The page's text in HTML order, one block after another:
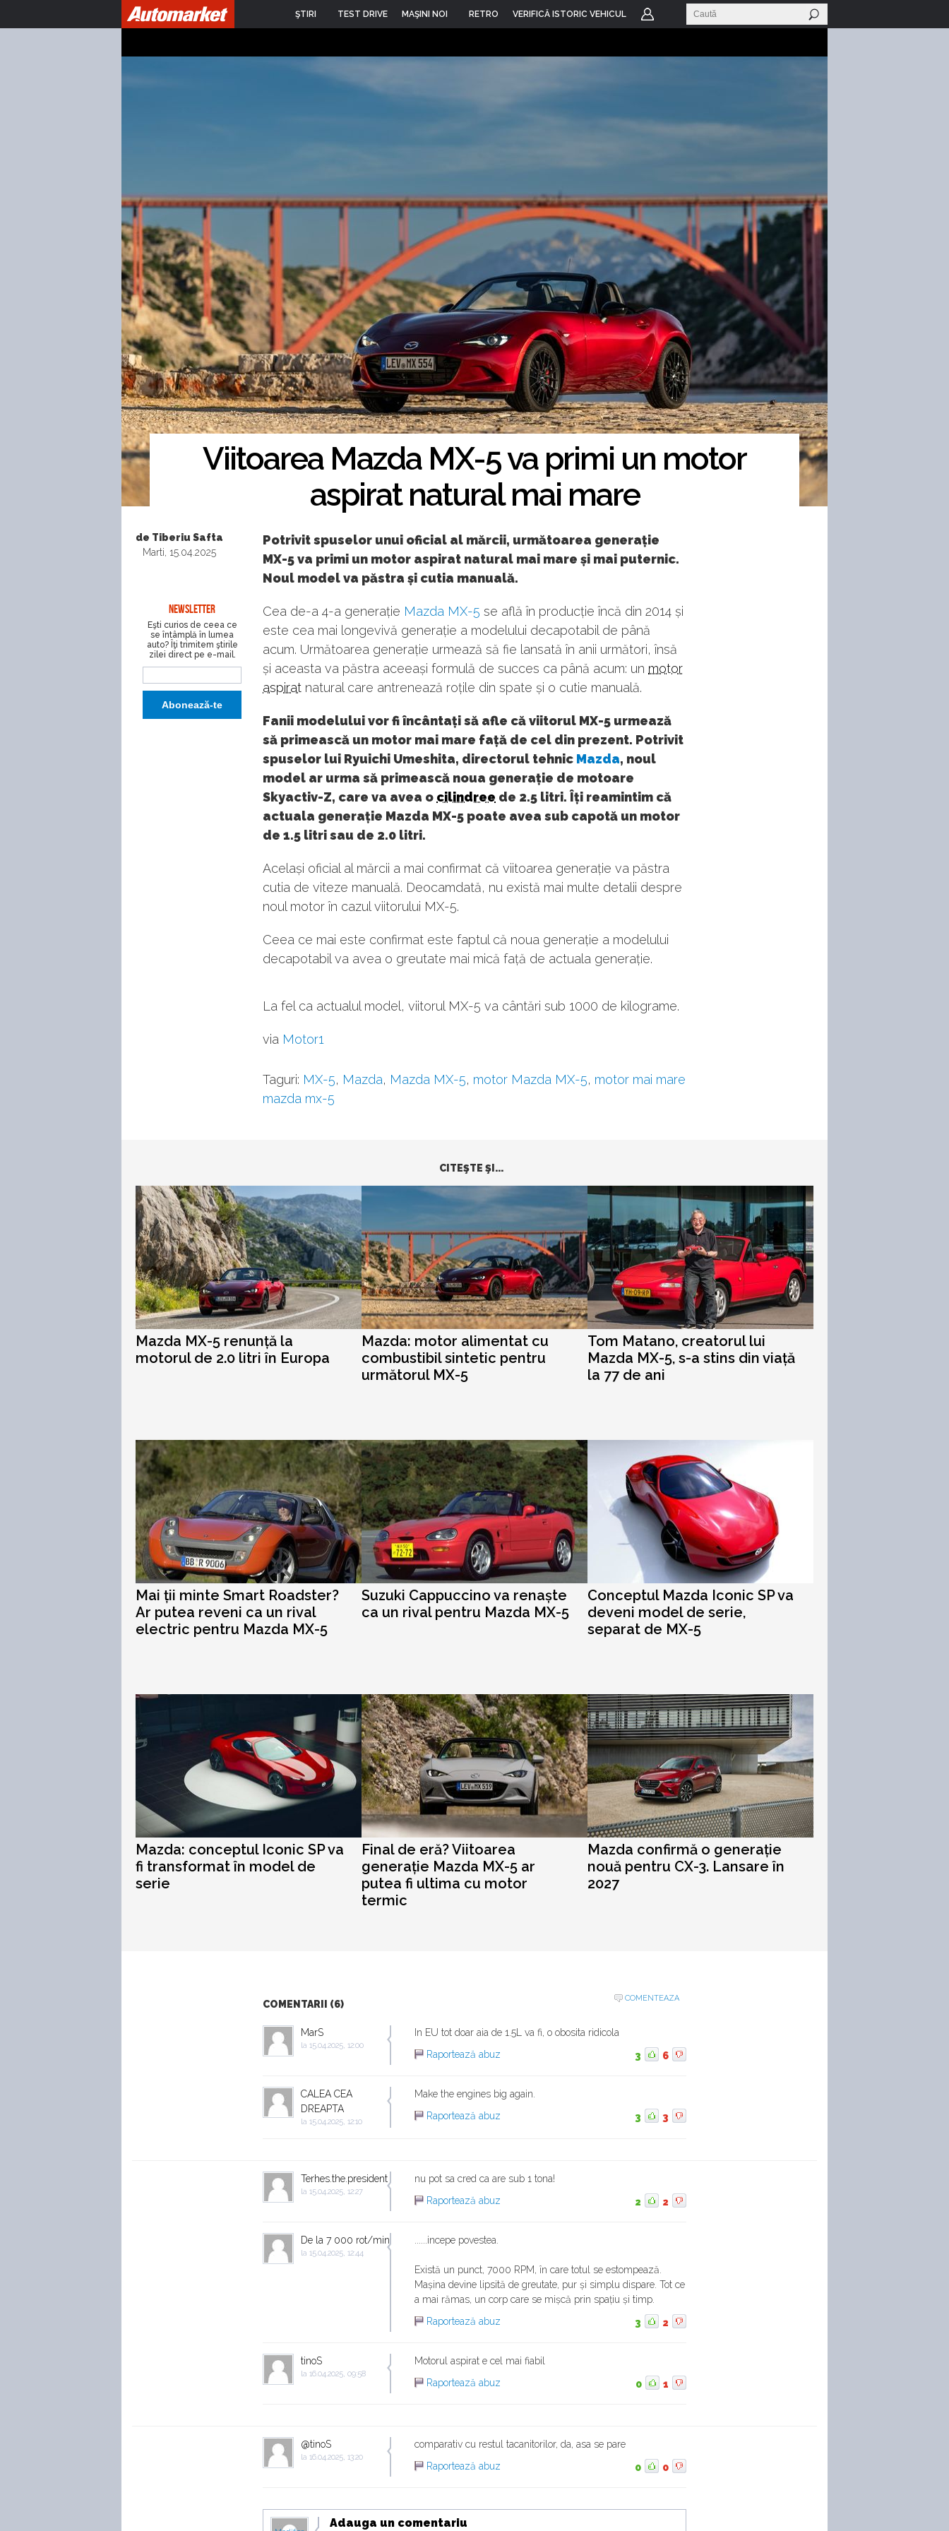
ŞTIRI TEST DRIVE MAŞINI NOI RETRO VERIFICĂ ISTORIC VEHICUL
Viitoarea Mazda MX-5 va primi un motor
aspirat natural mai mare
de Tiberiu Safta
Marti, 15.04.2025
NEWSLETTER
Eşti curios de ceea ce
se întâmplă în lumea
auto? Îţi trimitem ştirile
zilei direct pe e-mail.
Potrivit spuselor unui oficial al mărcii, următoarea generație
MX-5 va primi un motor aspirat natural mai mare și mai puternic.
Noul model va păstra și cutia manuală.
Cea de-a 4-a generație Mazda MX-5 se află în producție încă din 2014 și
este cea mai longevivă generație a modelului decapotabil de până
acum. Următoarea generație urmează să fie lansată în anii următori, însă
și aceasta va păstra aceeași formulă de succes ca până acum: un motor
aspirat natural care antrenează roțile din spate și o cutie manuală.
Fanii modelului vor fi încântați să afle că viitorul MX-5 urmează
să primească un motor mai mare față de cel din prezent. Potrivit
spuselor lui Ryuichi Umeshita, directorul tehnic Mazda, noul
model ar urma să primească noua generație de motoare
Skyactiv-Z, care va avea o cilindree de 2.5 litri. Îți reamintim că
actuala generație Mazda MX-5 poate avea sub capotă un motor
de 1.5 litri sau de 2.0 litri.
Același oficial al mărcii a mai confirmat că viitoarea generație va păstra
cutia de viteze manuală. Deocamdată, nu există mai multe detalii despre
noul motor în cazul viitorului MX-5.
Ceea ce mai este confirmat este faptul că noua generație a modelului
decapotabil va avea o greutate mai mică față de actuala generație.
La fel ca actualul model, viitorul MX-5 va cântări sub 1000 de kilograme.
via Motor1
Taguri: MX-5, Mazda, Mazda MX-5, motor Mazda MX-5, motor mai mare
mazda mx-5
CITEŞTE ŞI...
Mazda MX-5 renunță la
motorul de 2.0 litri în Europa
Mazda: motor alimentat cu
combustibil sintetic pentru
următorul MX-5
Tom Matano, creatorul lui
Mazda MX-5, s-a stins din viață
la 77 de ani
Mai ții minte Smart Roadster?
Ar putea reveni ca un rival
electric pentru Mazda MX-5
Suzuki Cappuccino va renaște
ca un rival pentru Mazda MX-5
Conceptul Mazda Iconic SP va
deveni model de serie,
separat de MX-5
Mazda: conceptul Iconic SP va
fi transformat în model de
serie
Final de eră? Viitoarea
generație Mazda MX-5 ar
putea fi ultima cu motor
termic
Mazda confirmă o generație
nouă pentru CX-3. Lansare în
2027
COMENTARII (6)
COMENTEAZA
MarS
la 15.04.2025, 12:00
In EU tot doar aia de 1.5L va fi, o obosita ridicola
Raportează abuz
3 6
CALEA CEA
DREAPTA
la 15.04.2025, 12:10
Make the engines big again.
Raportează abuz
3 3
Terhes.the.president
la 15.04.2025, 12:27
nu pot sa cred ca are sub 1 tona!
Raportează abuz
2 2
De la 7 000 rot/min
la 15.04.2025, 12:44
......incepe povestea.
Există un punct, 7000 RPM, în care totul se estompează.
Mașina devine lipsită de greutate, pur și simplu dispare. Tot ce
a mai rămas, un corp care se mișcă prin spațiu și timp.
Raportează abuz
3 2
tinoS
la 16.04.2025, 09:58
Motorul aspirat e cel mai fiabil
Raportează abuz
0 1
@tinoS
la 16.04.2025, 13:20
comparativ cu restul tacanitorilor, da, asa se pare
Raportează abuz
0 0
Adauga un comentariu